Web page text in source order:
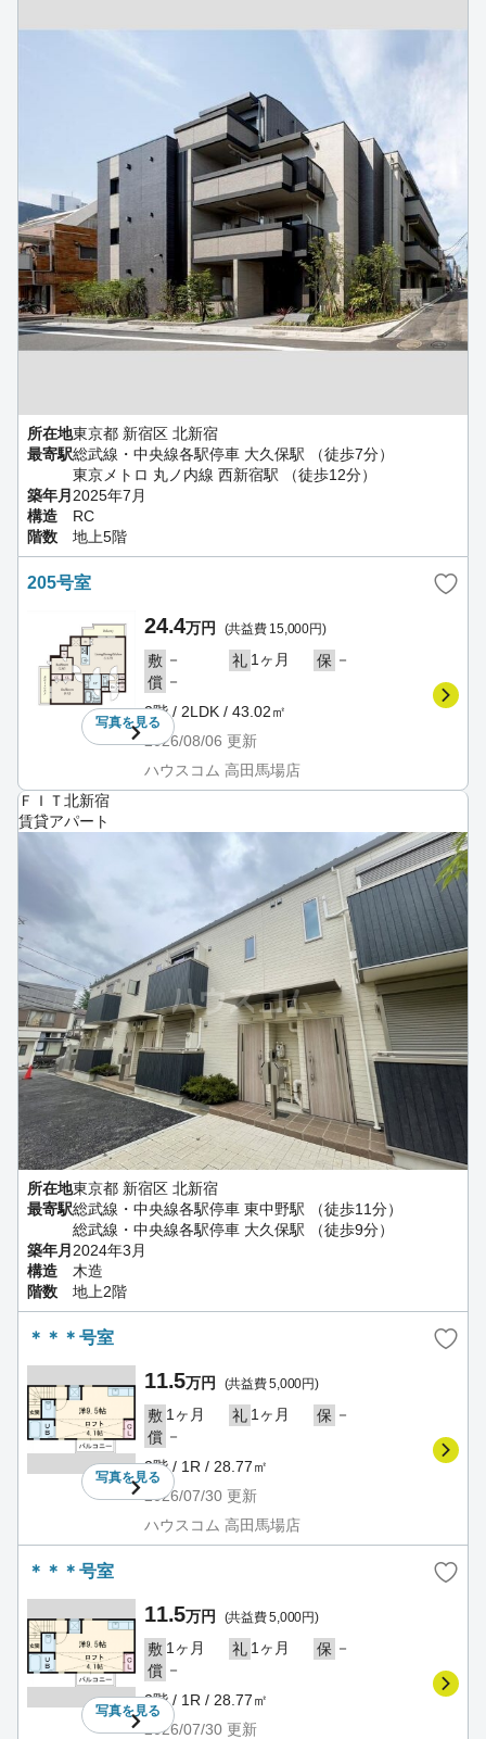
所在地東京都 新宿区 北新宿
最寄駅総武線・中央線各駅停車 大久保駅 （徒歩7分）
東京メトロ 丸ノ内線 西新宿駅 （徒歩12分）
築年月 2025年7月
構造
RC
階数
地上5階
205号室
写真を見る
24.4万円 (共益費 15,000円)
敷 － 礼 1ヶ月 保 －
償 －
2階 / 2LDK / 43.02㎡
2026/08/06 更新
ハウスコム 高田馬場店
ＦＩＴ北新宿
賃貸アパート
所在地東京都 新宿区 北新宿
最寄駅総武線・中央線各駅停車 東中野駅 （徒歩11分）
総武線・中央線各駅停車 大久保駅 （徒歩9分）
築年月 2024年3月
構造
木造
階数
地上2階
＊＊＊号室
写真を見る
11.5万円 (共益費 5,000円)
敷 1ヶ月 礼 1ヶ月 保 －
償 －
2階 / 1R / 28.77㎡
2026/07/30 更新
ハウスコム 高田馬場店
＊＊＊号室
写真を見る
11.5万円 (共益費 5,000円)
敷 1ヶ月 礼 1ヶ月 保 －
償 －
2階 / 1R / 28.77㎡
2026/07/30 更新